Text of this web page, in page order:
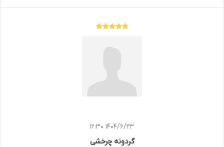
1404/6/23 12:30
گردونه چرخشی